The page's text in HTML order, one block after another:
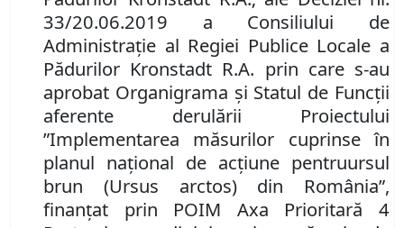
33/20.06.2019 a Consiliului de
Administraţie al Regiei Publice Locale a
Pădurilor Kronstadt R.A. prin care s-au
aprobat Organigrama şi Statul de Funcţii
aferente derulării Proiectului
”Implementarea măsurilor cuprinse în
planul naţional de acţiune pentruursul
brun (Ursus arctos) din România”,
finanţat prin POIM Axa Prioritară 4